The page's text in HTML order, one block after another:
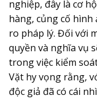
nghiệp, đây là cơ
hàng, củng cố
ro pháp lý. Đối với
quyền và nghĩa vụ
trong việc kiểm
Vặt hy vọng rằng,
độc giả đã có cái